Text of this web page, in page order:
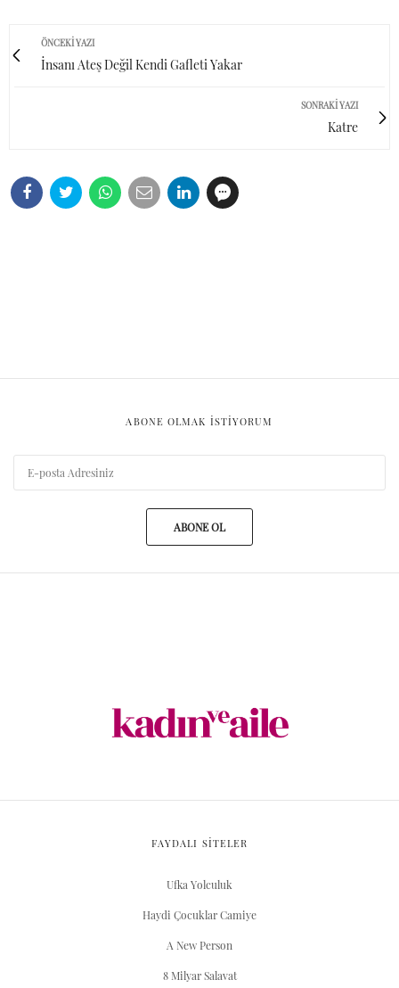
ÖNCEKI YAZI
İnsanı Ateş Değil Kendi Gafleti Yakar
SONRAKI YAZI
Katre
ABONE OLMAK ISTIYORUM
ABONE OL
FAYDALI SİTELER
Ufka Yolculuk
Haydi Çocuklar Camiye
A New Person
8 Milyar Salavat